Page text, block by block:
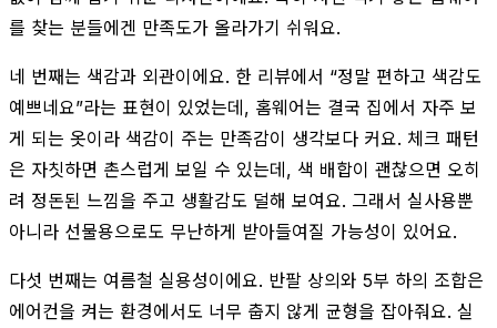
를 찾는 분들에겐 만족도가 올라가기 쉬워요.
네 번째는 색감과 외관이에요. 한 리뷰에서 “정말 편하고 색감도
예쁘네요”라는 표현이 있었는데, 홈웨어는 결국 집에서 자주 보
게 되는 옷이라 색감이 주는 만족감이 생각보다 커요. 체크 패턴
은 자칫하면 촌스럽게 보일 수 있는데, 색 배합이 괜찮으면 오히
려 정돈된 느낌을 주고 생활감도 덜해 보여요. 그래서 실사용뿐
아니라 선물용으로도 무난하게 받아들여질 가능성이 있어요.
다섯 번째는 여름철 실용성이에요. 반팔 상의와 5부 하의 조합은
에어컨을 켜는 환경에서도 너무 춥지 않게 균형을 잡아줘요. 실